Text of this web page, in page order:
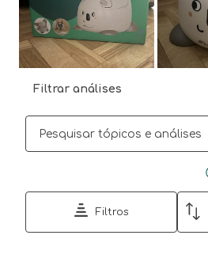
Filtrar análises
Filtros